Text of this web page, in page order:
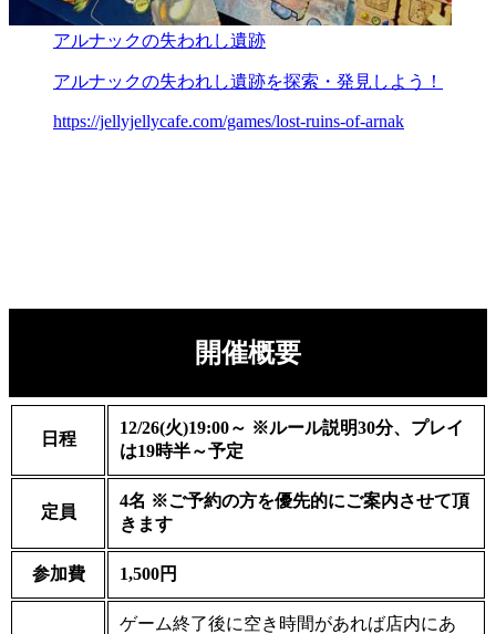
アルナックの失われし遺跡
アルナックの失われし遺跡を探索・発見しよう！
https://jellyjellycafe.com/games/lost-ruins-of-arnak
開催概要
日程
12/26(火)19:00～ ※ルール説明30分、プレイ
は19時半～予定
定員
4名 ※ご予約の方を優先的にご案内させて頂
きます
参加費 1,500円
ゲーム終了後に空き時間があれば店内にあ